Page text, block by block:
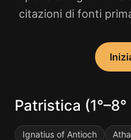
citazioni di fonti
Patristica
Ignatius of Antioch